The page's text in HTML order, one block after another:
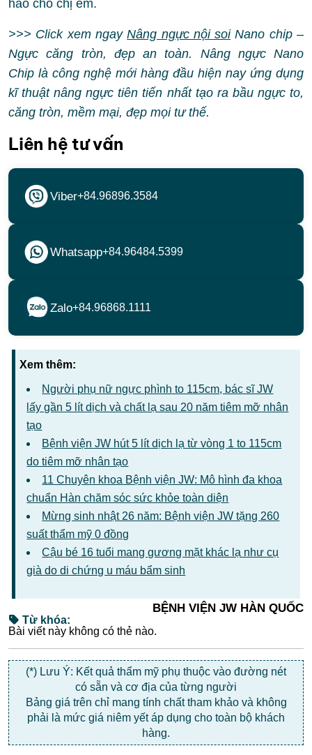
hảo cho chị em.
>>> Click xem ngayNâng ngực nội soiNano chip –
Ngực căng tròn, đẹp an toàn. Nâng ngực Nano
Chip là công nghệ mới hàng đầu hiện nay ứng dụng
kĩ thuật nâng ngực tiên tiến nhất tạo ra bầu ngực to,
căng tròn, mềm mại, đẹp mọi tư thế.
Liên hệ tư vấn
Viber+84.96896.3584
Whatsapp+84.96484.5399
Zalo+84.96868.1111
Xem thêm:
Người phụ nữ ngực phình to 115cm, bác sĩ JW
lấy gần 5 lít dịch và chất lạ sau 20 năm tiêm mỡ nhân
tạo
Bệnh viện JW hút 5 lít dịch lạ từ vòng 1 to 115cm
do tiêm mỡ nhân tạo
11 Chuyên khoa Bệnh viện JW: Mô hình đa khoa
chuẩn Hàn chăm sóc sức khỏe toàn diện
Mừng sinh nhật 26 năm: Bệnh viện JW tặng 260
suất thẩm mỹ 0 đồng
Cậu bé 16 tuổi mang gương mặt khác lạ như cụ
già do di chứng u máu bẩm sinh
BỆNH VIỆN JW HÀN QUỐC
Từ khóa:
Bài viết này không có thẻ nào.
(*) Lưu Ý: Kết quả thẩm mỹ phụ thuộc vào đường nét
có sẵn và cơ địa của từng người
Bảng giá trên chỉ mang tính chất tham khảo và không
phải là mức giá niêm yết áp dụng cho toàn bộ khách
hàng.